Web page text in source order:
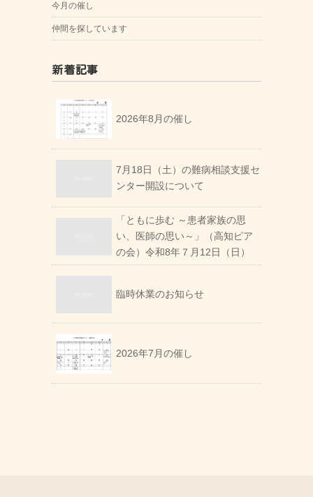
今月の催し
仲間を探しています
新着記事
2026年8月の催し
7月18日（土）の難病相談支援セ
ンター開設について
「ともに歩む ～患者家族の思
い、医師の思い～」（高知ピア
の会）令和8年７月12日（日）
臨時休業のお知らせ
2026年7月の催し